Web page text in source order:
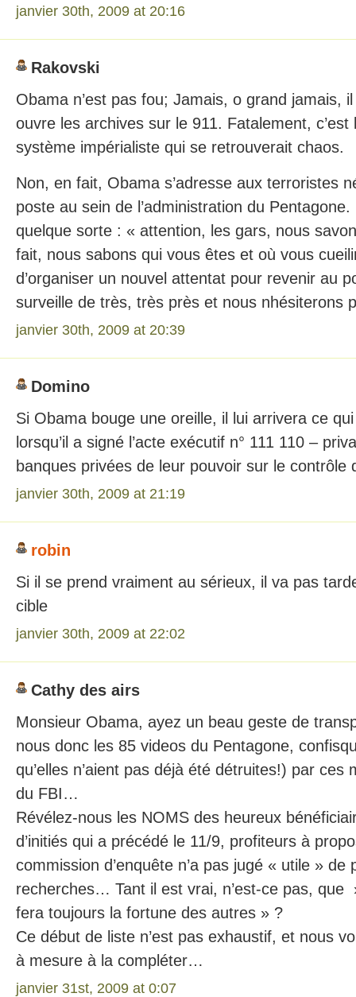
janvier 30th, 2009 at 20:16
Rakovski
Obama n’est pas fou; Jamais, o grand jamais,
ouvre les archives sur le 911. Fatalement, c’est
système impérialiste qui se retrouverait chaos.
Non, en fait, Obama s’adresse aux terroristes
poste au sein de l’administration du
quelque sorte : « attention, les gars, nous
fait, nous sabons qui vous êtes et où vous
d’organiser un nouvel attentat pour revenir au
surveille de très, très près et nous nhésiterons
janvier 30th, 2009 at 20:39
Domino
Si Obama bouge une oreille, il lui arrivera ce
lorsqu’il a signé l’acte exécutif n° 111 110 –
banques privées de leur pouvoir sur le contrôle
janvier 30th, 2009 at 21:19
robin
Si il se prend vraiment au sérieux, il va pas
cible
janvier 30th, 2009 at 22:02
Cathy des airs
Monsieur Obama, ayez un beau geste de
nous donc les 85 videos du Pentagone,
qu’elles n’aient pas déjà été détruites!) par ces
du FBI…
Révélez-nous les NOMS des heureux
d’initiés qui a précédé le 11/9, profiteurs à
commission d’enquête n’a pas jugé « utile » de
recherches… Tant il est vrai, n’est-ce pas, que
fera toujours la fortune des autres » ?
Ce début de liste n’est pas exhaustif, et nous
à mesure à la compléter…
janvier 31st, 2009 at 0:07